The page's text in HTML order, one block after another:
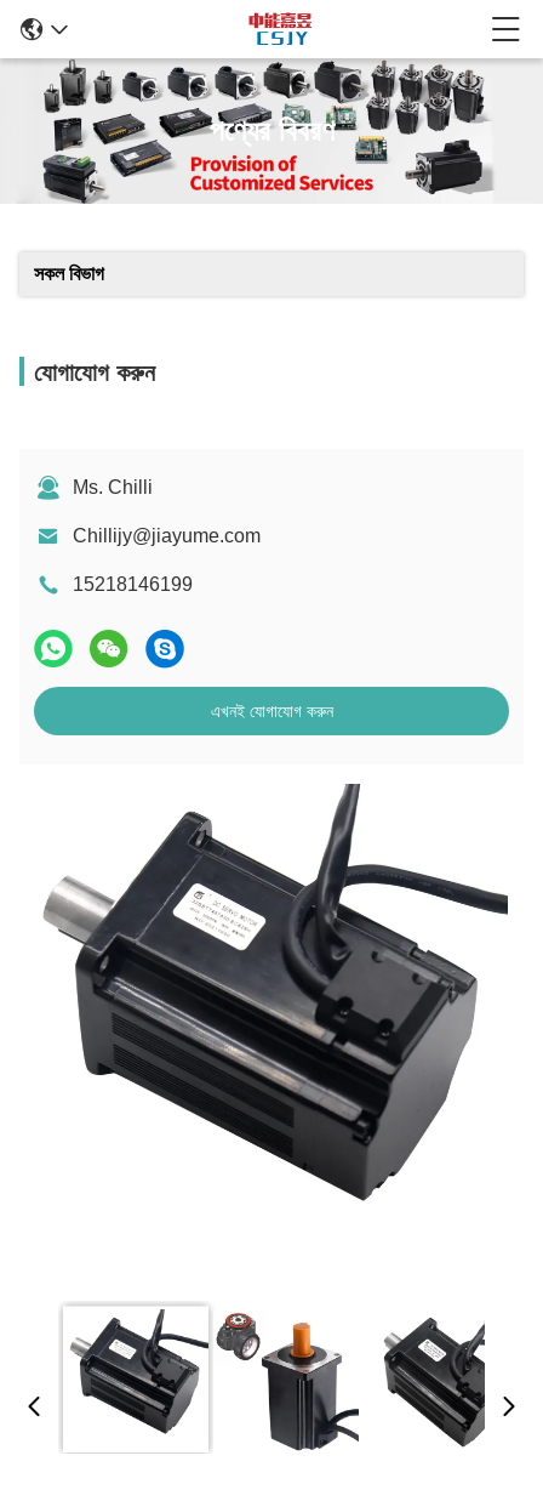
পণ্যের বিবরণ
সকল বিভাগ
যোগাযোগ করুন
Ms. Chilli
Chillijy@jiayume.com
15218146199
এখনই যোগাযোগ করুন